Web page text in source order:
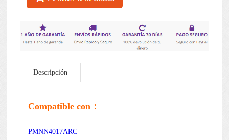
Descripción
Compatible con：
PMNN4017ARC